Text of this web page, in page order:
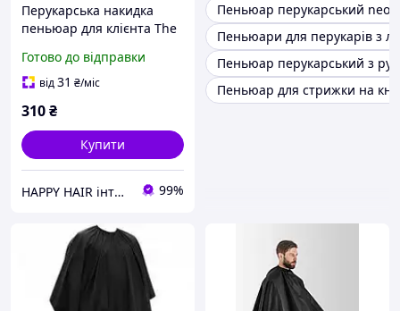
Перукарська накидка
пеньюар для клієнта The
поліестер принт Череп
(розмір140х160)
Готово до відправки
від31 ₴/міс
310₴
Купити
HAPPY HAIR інтернет-магазин професійної косметики для волосся 99%
Пеньюар перукарський
Пеньюари для перукарів з
Пеньюар перукарський з
Пеньюар для стрижки на